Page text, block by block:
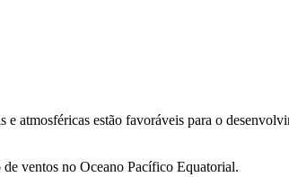
atmosféricas estão favoráveis para o
ventos no Oceano Pacífico Equatorial.